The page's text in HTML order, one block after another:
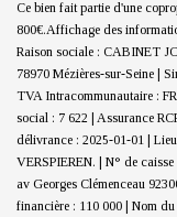
Ce bien fait partie d'une
800€.Affichage des
Raison sociale : CABINET
78970 Mézières-sur-Seine |
TVA Intracommunautaire :
social : 7 622 | Assurance
délivrance : 2025-01-01 |
VERSPIEREN. | N° de
av Georges Clémenceau
financière : 110 000 | Nom